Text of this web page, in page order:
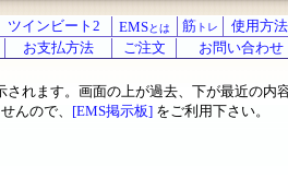
ツインビート2 EMSとは 筋 トレ 使用方法
お支払方法 ご注文 お問い合わせ
れます。画面の上が過去、下が最近の内容
んので、 [EMS掲示板] をご利用下さい。